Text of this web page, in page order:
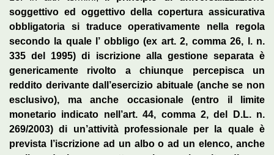
soggettivo ed oggettivo della copertura assicurativa
obbligatoria si traduce operativamente nella regola
secondo la quale l’ obbligo (ex art. 2, comma 26, l. n.
335 del 1995) di iscrizione alla gestione separata è
genericamente rivolto a chiunque percepisca un
reddito derivante dall’esercizio abituale (anche se non
esclusivo), ma anche occasionale (entro il limite
monetario indicato nell’art. 44, comma 2, del D.L. n.
269/2003) di un’attività professionale per la quale è
prevista l’iscrizione ad un albo o ad un elenco, anche